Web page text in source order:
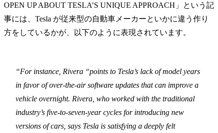
OPEN UP ABOUT TESLA’S UNIQUE APPROACH」という記
事には、Tesla が従来型の自動車メーカーといかに違う作り
方をしているかが、以下のように表現されています。
“For instance, Rivera “points to Tesla’s lack of model years
in favor of over-the-air software updates that can improve a
vehicle overnight. Rivera, who worked with the traditional
industry’s five-to-seven-year cycles for introducing new
versions of cars, says Tesla is satisfying a deeply felt